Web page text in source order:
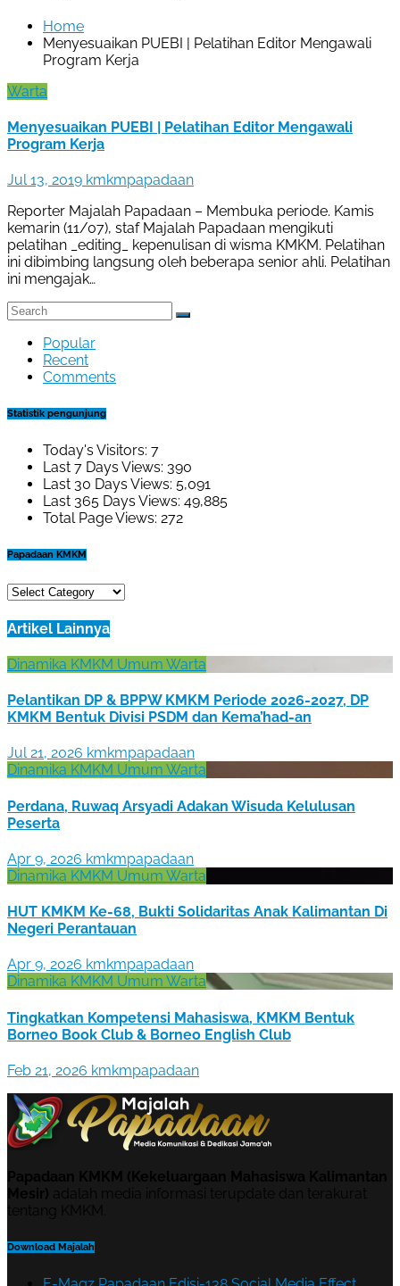
Home
Menyesuaikan PUEBI | Pelatihan Editor Mengawali
Program Kerja
Warta
Menyesuaikan PUEBI | Pelatihan Editor Mengawali
Program Kerja
Jul 13, 2019 kmkmpapadaan
Reporter Majalah Papadaan – Membuka periode. Kamis
kemarin (11/07), staf Majalah Papadaan mengikuti
pelatihan _editing_ kepenulisan di wisma KMKM. Pelatihan
ini dibimbing langsung oleh beberapa senior ahli. Pelatihan
ini mengajak…
Popular
Recent
Comments
Statistik pengunjung
Today's Visitors: 7
Last 7 Days Views: 390
Last 30 Days Views: 5,091
Last 365 Days Views: 49,885
Total Page Views: 272
Papadaan KMKM
Papadaan
Artikel Lainnya
Dinamika KMKM Umum Warta
Pelantikan DP & BPPW KMKM Periode 2026-2027, DP
KMKM Bentuk Divisi PSDM dan Kema’had-an
Jul 21, 2026 kmkmpapadaan
Dinamika KMKM Umum Warta
Perdana, Ruwaq Arsyadi Adakan Wisuda Kelulusan
Peserta
Apr 9, 2026 kmkmpapadaan
Dinamika KMKM Umum Warta
HUT KMKM Ke-68, Bukti Solidaritas Anak Kalimantan Di
Negeri Perantauan
Apr 9, 2026 kmkmpapadaan
Dinamika KMKM Umum Warta
Tingkatkan Kompetensi Mahasiswa, KMKM Bentuk
Borneo Book Club & Borneo English Club
Feb 21, 2026 kmkmpapadaan
Download Majalah